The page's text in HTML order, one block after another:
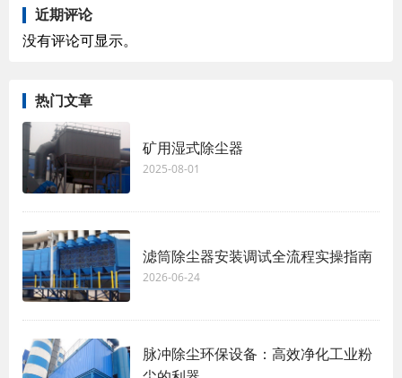
近期评论
没有评论可显示。
热门文章
矿用湿式除尘器
2025-08-01
滤筒除尘器安装调试全流程实操指南
2026-06-24
脉冲除尘环保设备：高效净化工业粉